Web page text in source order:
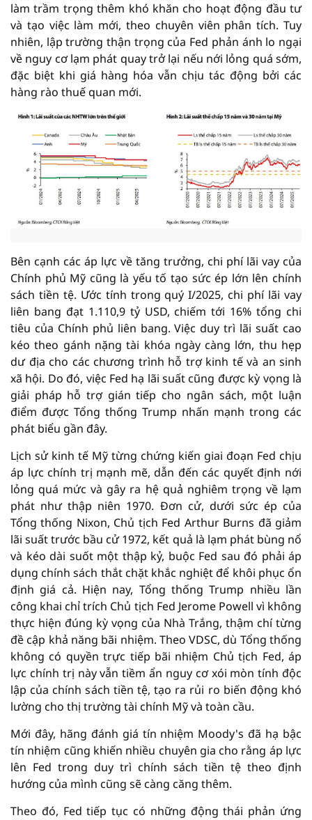
làm trầm trọng thêm khó khăn cho hoạt động đầu tư
và tạo việc làm mới, theo chuyên viên phân tích. Tuy
nhiên, lập trường thận trọng của Fed phản ánh lo ngại
về nguy cơ lạm phát quay trở lại nếu nới lỏng quá sớm,
đặc biệt khi giá hàng hóa vẫn chịu tác động bởi các
hàng rào thuế quan mới.
Bên cạnh các áp lực về tăng trưởng, chi phí lãi vay của
Chính phủ Mỹ cũng là yếu tố tạo sức ép lớn lên chính
sách tiền tệ. Ước tính trong quý I/2025, chi phí lãi vay
liên bang đạt 1.110,9 tỷ USD, chiếm tới 16% tổng chi
tiêu của Chính phủ liên bang. Việc duy trì lãi suất cao
kéo theo gánh nặng tài khóa ngày càng lớn, thu hẹp
dư địa cho các chương trình hỗ trợ kinh tế và an sinh
xã hội. Do đó, việc Fed hạ lãi suất cũng được kỳ vọng là
giải pháp hỗ trợ gián tiếp cho ngân sách, một luận
điểm được Tổng thống Trump nhấn mạnh trong các
phát biểu gần đây.
Lịch sử kinh tế Mỹ từng chứng kiến giai đoạn Fed chịu
áp lực chính trị mạnh mẽ, dẫn đến các quyết định nới
lỏng quá mức và gây ra hệ quả nghiêm trọng về lạm
phát như thập niên 1970. Đơn cử, dưới sức ép của
Tổng thống Nixon, Chủ tịch Fed Arthur Burns đã giảm
lãi suất trước bầu cử 1972, kết quả là lạm phát bùng nổ
và kéo dài suốt một thập kỷ, buộc Fed sau đó phải áp
dụng chính sách thắt chặt khắc nghiệt để khôi phục ổn
định giá cả. Hiện nay, Tổng thống Trump nhiều lần
công khai chỉ trích Chủ tịch Fed Jerome Powell vì không
thực hiện đúng kỳ vọng của Nhà Trắng, thậm chí từng
đề cập khả năng bãi nhiệm. Theo VDSC, dù Tổng thống
không có quyền trực tiếp bãi nhiệm Chủ tịch Fed, áp
lực chính trị này vẫn tiềm ẩn nguy cơ xói mòn tính độc
lập của chính sách tiền tệ, tạo ra rủi ro biến động khó
lường cho thị trường tài chính Mỹ và toàn cầu.
Mới đây, hãng đánh giá tín nhiệm Moody's đã hạ bậc
tín nhiệm cũng khiến nhiều chuyên gia cho rằng áp lực
lên Fed trong duy trì chính sách tiền tệ theo định
hướng của mình cũng sẽ càng căng thêm.
Theo đó, Fed tiếp tục có những động thái phản ứng